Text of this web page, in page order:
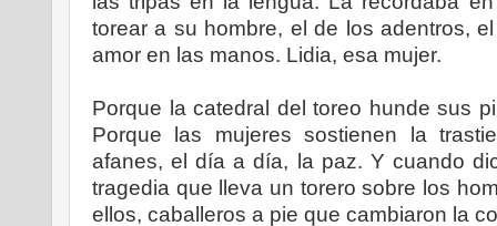
torear a su hombre, el de los adentros,
amor en las manos. Lidia, esa mujer.
Porque la catedral del toreo hunde sus
Porque las mujeres sostienen la
afanes, el día a día, la paz. Y cuando
tragedia que lleva un torero sobre los
ellos, caballeros a pie que cambiaron la